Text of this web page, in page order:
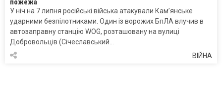
пожежа
У ніч на 7 липня російські війська атакували Кам’янське
ударними безпілотниками. Один із ворожих БпЛА влучив в
автозаправну станцію WOG, розташовану на вулиці
Добровольців (Січеславський…
ВІЙНА